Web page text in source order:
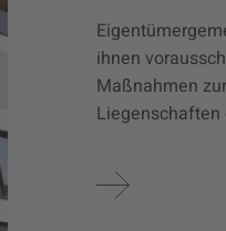
ihnen
Maßnahmen
Liegenschaften